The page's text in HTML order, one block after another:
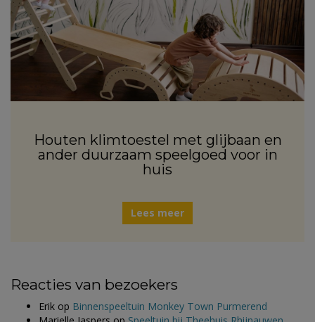
Houten klimtoestel met glijbaan en
ander duurzaam speelgoed voor in
huis
Lees meer
Reacties van bezoekers
Erik op Binnenspeeltuin Monkey Town Purmerend